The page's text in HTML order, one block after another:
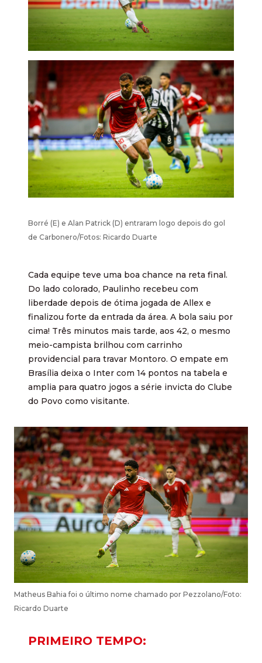
Borré (E) e Alan Patrick (D) entraram logo depois do gol
de Carbonero/Fotos: Ricardo Duarte
Cada equipe teve uma boa chance na reta final.
Do lado colorado, Paulinho recebeu com
liberdade depois de ótima jogada de Allex e
finalizou forte da entrada da área. A bola saiu por
cima! Três minutos mais tarde, aos 42, o mesmo
meio-campista brilhou com carrinho
providencial para travar Montoro. O empate em
Brasília deixa o Inter com 14 pontos na tabela e
amplia para quatro jogos a série invicta do Clube
do Povo como visitante.
Matheus Bahia foi o último nome chamado por Pezzolano/Foto:
Ricardo Duarte
PRIMEIRO TEMPO: